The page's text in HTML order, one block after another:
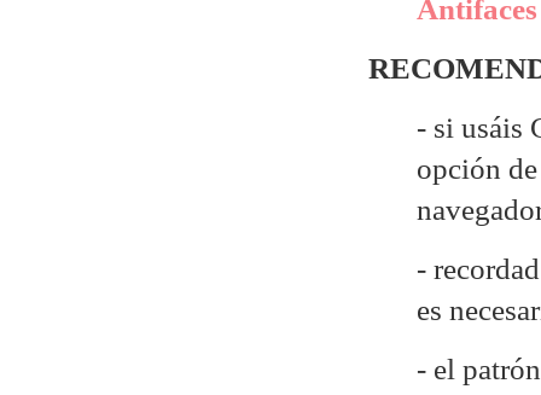
- si usáis
opción
-
es
- el